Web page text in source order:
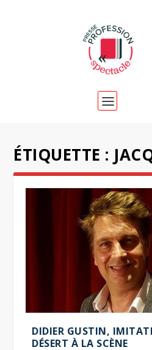
ÉTIQUETTE :
DIDIER GUSTIN,
DÉSERT À LA SCÈNE